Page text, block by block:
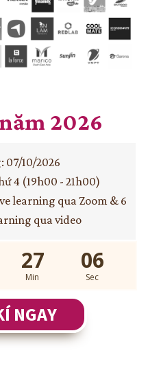
07/10/2026
4 (19h00 - 21h00)
learning qua Zoom & 6
qua video
2026
27 04
Min Sec
NGAY